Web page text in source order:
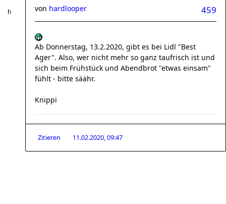
459
von hardlooper
Ab Donnerstag, 13.2.2020, gibt es bei Lidl "Best
Ager". Also, wer nicht mehr so ganz taufrisch ist und
sich beim Frühstück und Abendbrot "etwas einsam"
fühlt - bitte säähr.
Knippi
Zitieren 11.02.2020, 09:47